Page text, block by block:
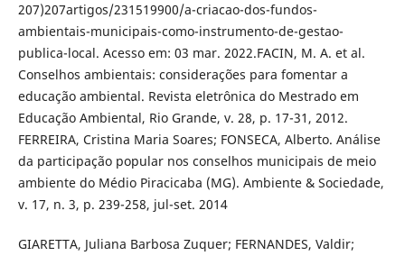
207)207artigos/231519900/a-criacao-dos-fundos-
ambientais-municipais-como-instrumento-de-gestao-
publica-local. Acesso em: 03 mar. 2022.FACIN, M. A. et al.
Conselhos ambientais: considerações para fomentar a
educação ambiental. Revista eletrônica do Mestrado em
Educação Ambiental, Rio Grande, v. 28, p. 17-31, 2012.
FERREIRA, Cristina Maria Soares; FONSECA, Alberto. Análise
da participação popular nos conselhos municipais de meio
ambiente do Médio Piracicaba (MG). Ambiente & Sociedade,
v. 17, n. 3, p. 239-258, jul-set. 2014
GIARETTA, Juliana Barbosa Zuquer; FERNANDES, Valdir;